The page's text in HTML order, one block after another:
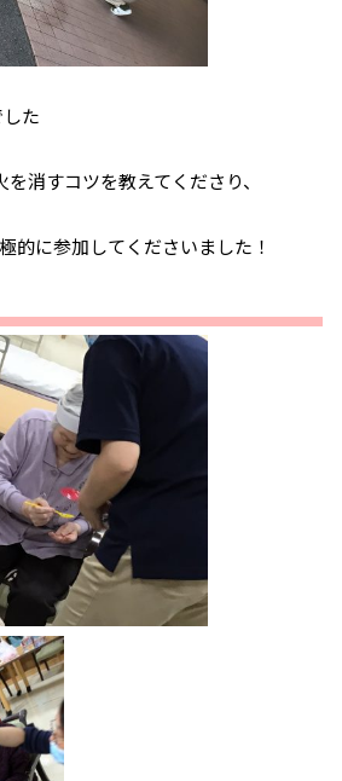
た
消すコツを教えてくださり、
的に参加してくださいました！